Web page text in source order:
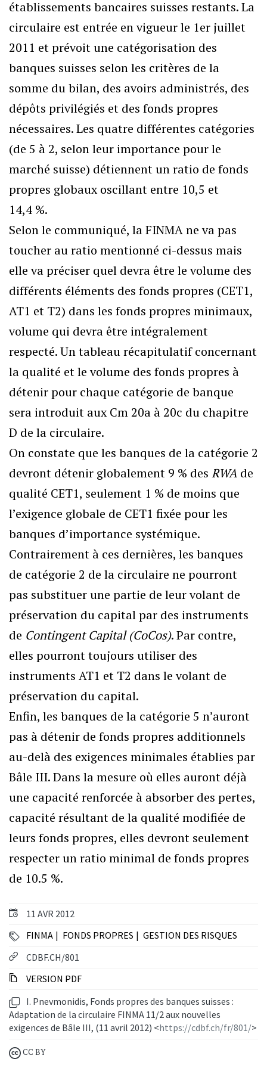
11 AVR 2012
FINMA
FONDS PROPRES
GESTION DES RISQUES
CDBF.CH/801
VERSION PDF
I. Pnevmonidis, Fonds propres des banques suisses :
Adaptation de la circulaire FINMA 11/2 aux nouvelles
exigences de Bâle III, (11 avril 2012) <https://cdbf.ch/fr/801/>
CC BY
établissements bancaires suisses restants. La
circulaire est entrée en vigueur le 1er juillet
2011 et prévoit une catégorisation des
banques suisses selon les critères de la
somme du bilan, des avoirs administrés, des
dépôts privilégiés et des fonds propres
nécessaires. Les quatre différentes catégories
(de 5 à 2, selon leur importance pour le
marché suisse) détiennent un ratio de fonds
propres globaux oscillant entre 10,5 et
14,4 %.
Selon le communiqué, la FINMA ne va pas
toucher au ratio mentionné ci-dessus mais
elle va préciser quel devra être le volume des
différents éléments des fonds propres (CET1,
AT1 et T2) dans les fonds propres minimaux,
volume qui devra être intégralement
respecté. Un tableau récapitulatif concernant
la qualité et le volume des fonds propres à
détenir pour chaque catégorie de banque
sera introduit aux Cm 20a à 20c du chapitre
D de la circulaire.
On constate que les banques de la catégorie 2
devront détenir globalement 9 % des RWA de
qualité CET1, seulement 1 % de moins que
l’exigence globale de CET1 fixée pour les
banques d’importance systémique.
Contrairement à ces dernières, les banques
de catégorie 2 de la circulaire ne pourront
pas substituer une partie de leur volant de
préservation du capital par des instruments
de Contingent Capital (CoCos). Par contre,
elles pourront toujours utiliser des
instruments AT1 et T2 dans le volant de
préservation du capital.
Enfin, les banques de la catégorie 5 n’auront
pas à détenir de fonds propres additionnels
au-delà des exigences minimales établies par
Bâle III. Dans la mesure où elles auront déjà
une capacité renforcée à absorber des pertes,
capacité résultant de la qualité modifiée de
leurs fonds propres, elles devront seulement
respecter un ratio minimal de fonds propres
de 10.5 %.